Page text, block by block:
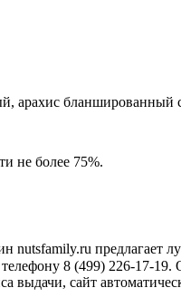
бланшированный
не более 75%.
nutsfamily.ru предлагает
8 (499) 226-17-19.
сайт